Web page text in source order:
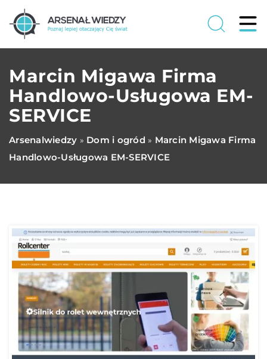
Marcin Migawa Firma
Handlowo-Usługowa EM-
SERVICE
Arsenalwiedzy » Dom i ogród » Marcin Migawa Firma
Handlowo-Usługowa EM-SERVICE